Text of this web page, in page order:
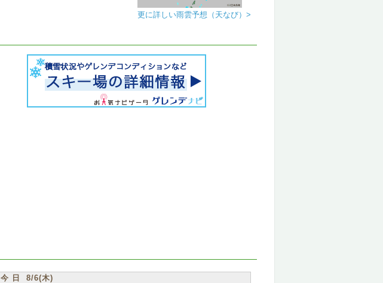
更に詳しい雨雲予想（天なび）>
今 日 8/6(木)